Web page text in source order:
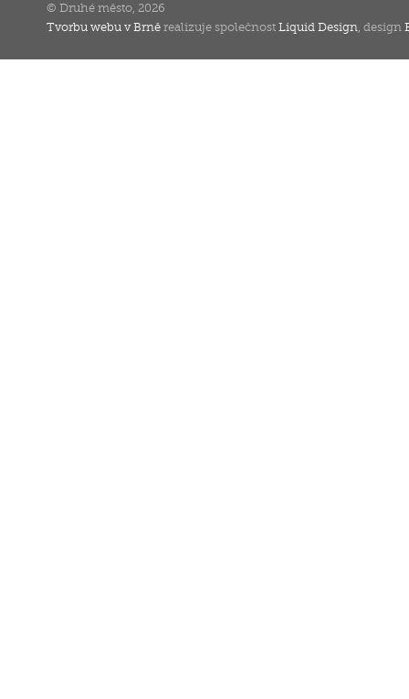
© Druhé město, 2026
Tvorbu webu v Brně realizuje společnostLiquid Design , design